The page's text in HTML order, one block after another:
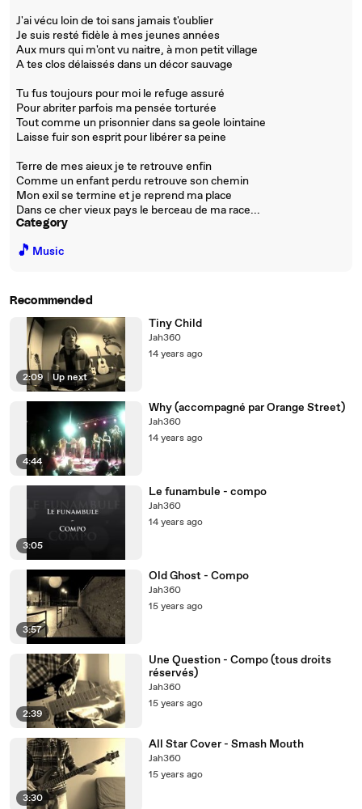
J'ai vécu loin de toi sans jamais t'oublier
Je suis resté fidèle à mes jeunes années
Aux murs qui m'ont vu naitre, à mon petit village
A tes clos délaissés dans un décor sauvage
Tu fus toujours pour moi le refuge assuré
Pour abriter parfois ma pensée torturée
Tout comme un prisonnier dans sa geole lointaine
Laisse fuir son esprit pour libérer sa peine
Terre de mes aieux je te retrouve enfin
Comme un enfant perdu retrouve son chemin
Mon exil se termine et je reprend ma place
Dans ce cher vieux pays le berceau de ma race...
Category
🎵 Music
Recommended
2:09 Up next
Tiny Child
Jah360
14 years ago
4:44
Why (accompagné par Orange Street)
Jah360
14 years ago
3:05
Le funambule - compo
Jah360
14 years ago
3:57
Old Ghost - Compo
Jah360
15 years ago
2:39
Une Question - Compo (tous droits
réservés)
Jah360
15 years ago
3:30
All Star Cover - Smash Mouth
Jah360
15 years ago